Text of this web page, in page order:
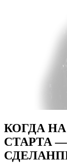
КОГДА
СТАРТА —
СДЕЛАН